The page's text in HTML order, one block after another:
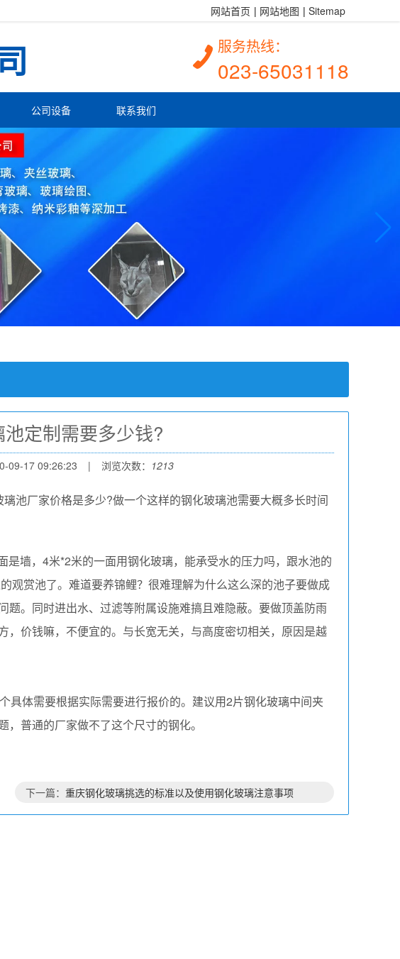
玻璃制展柜、酒店、艺术、家具玻璃等等。欢迎电话联系！
网站首页 | 网站地图 | Sitemap
服务热线：
023-65031118
公司设备 联系我们
定制需要多少钱?
09-17 09:26:23 | 浏览次数： 1213
池厂家价格是多少?做一个这样的钢化玻璃池需要大概多长时间
墙，4米*2米的一面用钢化玻璃，能承受水的压力吗，跟水池的
观赏池了。难道要养锦鲤？很难理解为什么这么深的池子要做成
题。同时进出水、过滤等附属设施难搞且难隐蔽。要做顶盖防雨
价钱嘛，不便宜的。与长宽无关，与高度密切相关，原因是越
体需要根据实际需要进行报价的。建议用2片钢化玻璃中间夹
普通的厂家做不了这个尺寸的钢化。
下一篇： 重庆钢化玻璃挑选的标准以及使用钢化玻璃注意事项